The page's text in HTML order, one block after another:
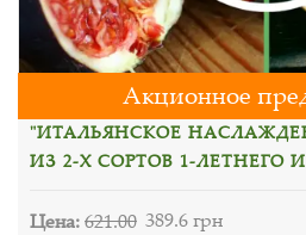
Акционное
"ИТАЛЬЯНСКОЕ
ИЗ 2-Х СОРТОВ 1-ЛЕТНЕГО
Цена:621.00 389.6 грн